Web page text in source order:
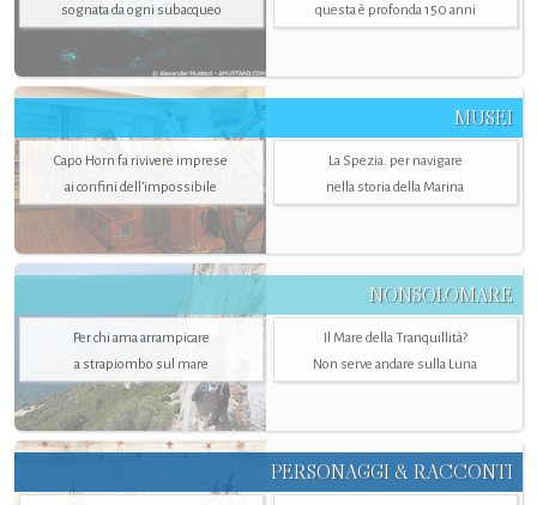
sognata da ogni subacqueo
questa è profonda 150 anni
MUSEI
Capo Horn fa rivivere imprese
ai confini dell’impossibile
La Spezia. per navigare
nella storia della Marina
NONSOLOMARE
Per chi ama arrampicare
a strapiombo sul mare
Il Mare della Tranquillità?
Non serve andare sulla Luna
PERSONAGGI & RACCONTI